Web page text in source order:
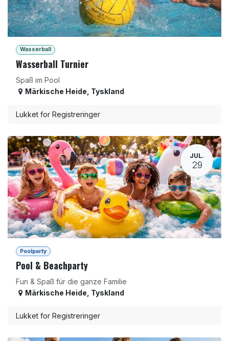
Wasserball
Wasserball Turnier
Spaß im Pool
Märkische Heide Tyskland
Lukket for Registreringer
JUL.
29
Poolparty
Pool & Beachparty
Fun & Spaß für die ganze Familie
Märkische Heide Tyskland
Lukket for Registreringer